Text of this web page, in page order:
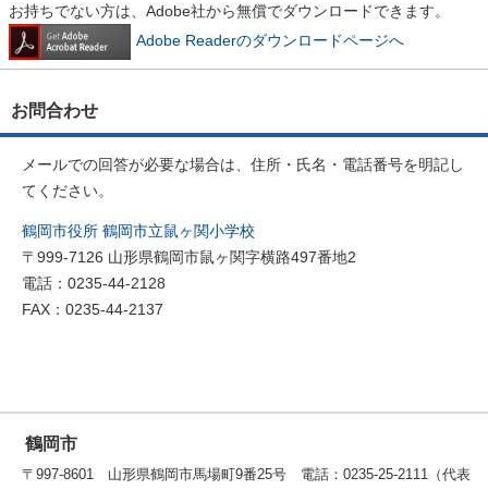
お持ちでない方は、Adobe社から無償でダウンロードできます。
Adobe Readerのダウンロードページへ
お問合わせ
メールでの回答が必要な場合は、住所・氏名・電話番号を明記し
てください。
鶴岡市役所 鶴岡市立鼠ヶ関小学校
〒999-7126 山形県鶴岡市鼠ヶ関字横路497番地2
電話：0235-44-2128
FAX：0235-44-2137
鶴岡市
〒997-8601 山形県鶴岡市馬場町9番25号 電話：0235-25-2111（代表